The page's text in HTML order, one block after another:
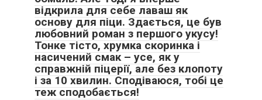
відкрила для себе лаваш як
основу для піци. Здається, це був
любовний роман з першого укусу!
Тонке тісто, хрумка скоринка і
насичений смак – усе, як у
справжній піцерії, але без клопоту
і за 10 хвилин. Сподіваюся, тобі це
теж сподобається!